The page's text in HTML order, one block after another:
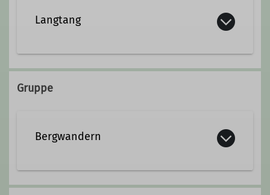
Ämter
Langtang
Gruppe
Bergwandern
Das Bergwandern ist gemäß Definition